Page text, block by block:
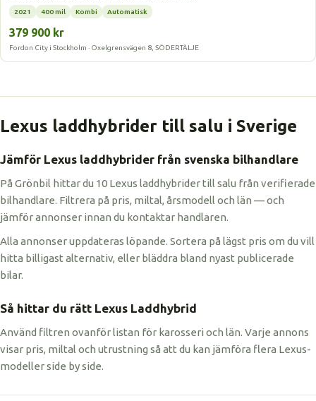
2021 400 mil Kombi Automatisk
379 900 kr
Fordon City i Stockholm · Oxelgrensvägen 8, SÖDERTÄLJE
Lexus laddhybrider till salu i Sverige
Jämför Lexus laddhybrider från svenska bilhandlare
På Grönbil hittar du 10 Lexus laddhybrider till salu från verifierade
bilhandlare. Filtrera på pris, miltal, årsmodell och län — och
jämför annonser innan du kontaktar handlaren.
Alla annonser uppdateras löpande. Sortera på lägst pris om du vill
hitta billigast alternativ, eller bläddra bland nyast publicerade
bilar.
Så hittar du rätt Lexus Laddhybrid
Använd filtren ovanför listan för karosseri och län. Varje annons
visar pris, miltal och utrustning så att du kan jämföra flera Lexus-
modeller side by side.